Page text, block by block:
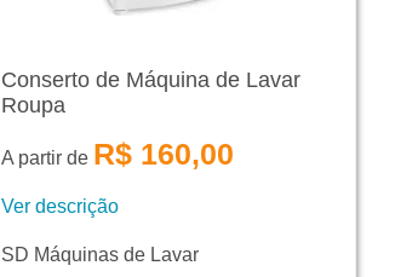
Conserto de Máquina de Lavar
Roupa
A partir de R$ 160,00
Ver descrição
SD Máquinas de Lavar